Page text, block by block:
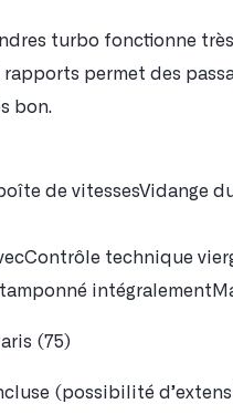
turbo fonctionne
rapports permet des
bon.
de vitessesVidange
technique
(75)
(possibilité